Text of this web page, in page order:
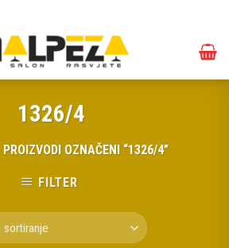
1326/4
PROIZVODI OZNAČENI “1326/4”
FILTER